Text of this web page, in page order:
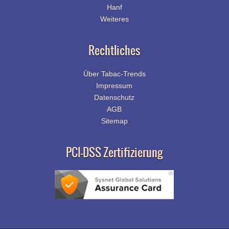
Hanf
Weiteres
Rechtliches
Über Tabac-Trends
Impressum
Datenschutz
AGB
Sitemap
PCI-DSS Zertifizierung